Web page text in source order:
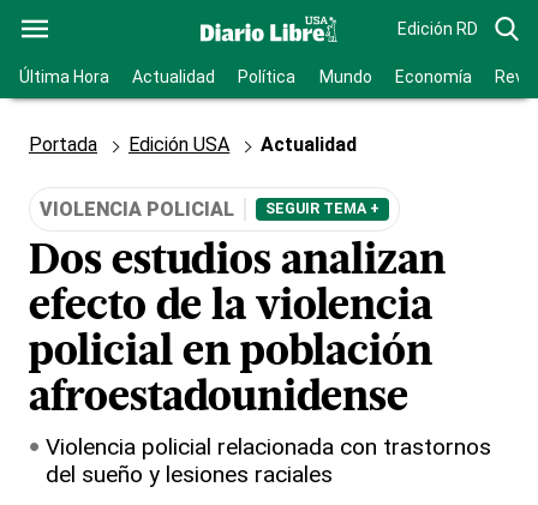
Edición RD
Última Hora Actualidad Política Mundo Economía
Portada Edición USA Actualidad
VIOLENCIA POLICIAL SEGUIR TEMA +
Dos estudios analizan
efecto de la violencia
policial en población
afroestadounidense
Violencia policial relacionada con trastornos
del sueño y lesiones raciales